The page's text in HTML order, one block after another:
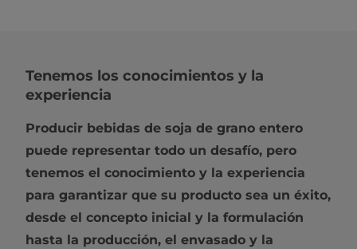
Tenemos los conocimientos y la
experiencia
Producir bebidas de soja de grano entero
puede representar todo un desafío, pero
tenemos el conocimiento y la experiencia
para garantizar que su producto sea un éxito,
desde el concepto inicial y la formulación
hasta la producción, el envasado y la